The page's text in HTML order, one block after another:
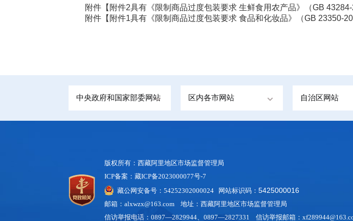
附件【 附件2具有《限制商品过度包装要求 生鲜食用农产品》（GB
附件【 附件1具有《限制商品过度包装要求 食品和化妆品》（GB 23350-
中央政府和国家部委网站 区内各市网站 自治区网站
版权所有：西藏阿里地区市场监督管理局
ICP备案：藏ICP备2023000077号-7
藏公网安备号：54252302000024 网站标识码：5425000016
邮箱：alxwzx@163.com 地址：西藏阿里地区市场监督管理局
信访举报电话：0897—2829944、0897—2827331 信访举报邮箱：